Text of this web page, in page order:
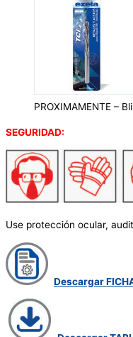
PROXIMAMENTE –
SEGURIDAD:
Use protección ocular,
Descargar